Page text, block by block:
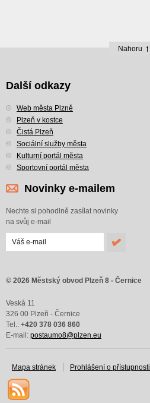
Nahoru
Další odkazy
Web města Plzně
Plzeň v kostce
Čistá Plzeň
Sociální služby města
Kulturní portál města
Sportovní portál města
Novinky e-mailem
Nechte si pohodlně zasílat novinky
na svůj e-mail
© 2026 Městský obvod Plzeň 8 - Černice
Veská 11
326 00 Plzeň - Černice
Tel.: +420 378 036 860
E-mail: postaumo8@plzen.eu
Mapa stránek Prohlášení o přístupnosti